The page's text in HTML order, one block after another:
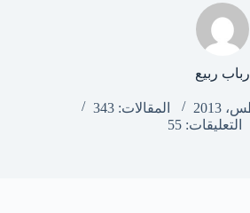
رباب ربيع
المقالات: 343
التعليقات: 55